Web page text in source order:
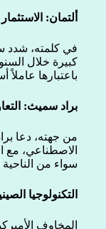
ألتمان:
في كلمته، شدد
كبيرة خلال
باعتبارها عاملاً
براد سميث:
من جهته، دعا
الاصطناعي، مع
سواء من الناحية
التكنولوجيا
المخاوف